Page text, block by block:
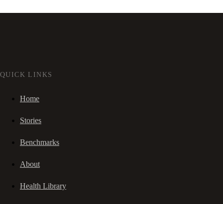
QUICK LINKS
Home
Stories
Benchmarks
About
Health Library